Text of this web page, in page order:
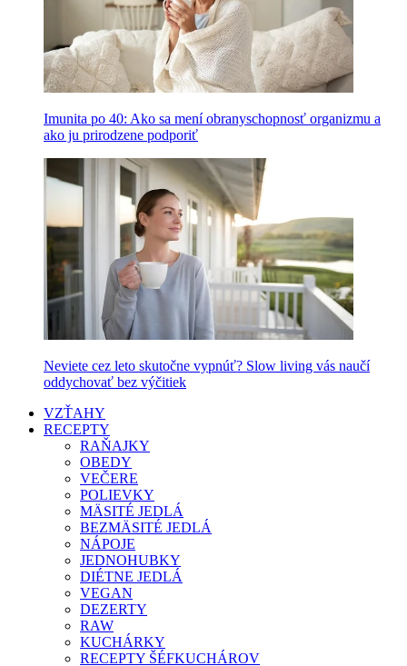
Imunita po 40: Ako sa mení obranyschopnosť organizmu a
ako ju prirodzene podporiť
Neviete cez leto skutočne vypnúť? Slow living vás naučí
oddychovať bez výčitiek
VZŤAHY
RECEPTY
RAŇAJKY
OBEDY
VEČERE
POLIEVKY
MÄSITÉ JEDLÁ
BEZMÄSITÉ JEDLÁ
NÁPOJE
JEDNOHUBKY
DIÉTNE JEDLÁ
VEGAN
DEZERTY
RAW
KUCHÁRKY
RECEPTY ŠÉFKUCHÁROV